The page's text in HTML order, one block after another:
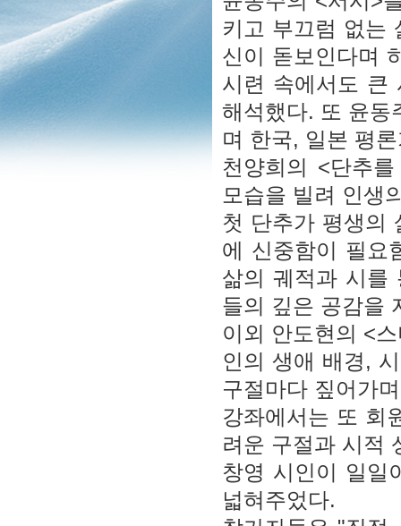
키고 부끄럼 없는
신이 돋보인다며
시련 속에서도 큰
해석했다. 또 윤동
며 한국, 일본 평
천양희의 <단추
모습을 빌려 인생
첫 단추가 평생의
에 신중함이 필요
삶의 궤적과 시를
들의 깊은 공감을
이외 안도현의 <
인의 생애 배경,
구절마다 짚어가
강좌에서는 또 회
려운 구절과 시적
창영 시인이 일일
넓혀주었다.